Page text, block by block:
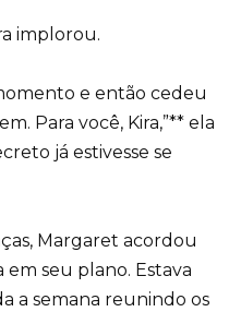
implorou.
e então cedeu
Para você, Kira,”** ela
já estivesse se
Margaret acordou
seu plano. Estava
a semana reunindo os